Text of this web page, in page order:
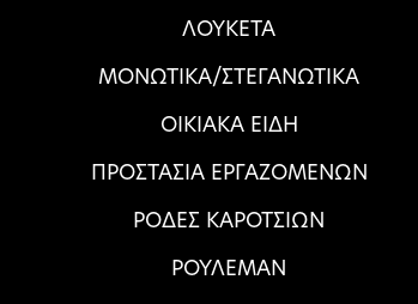
ΛΟΥΚΕΤΑ
ΜΟΝΩΤΙΚΑ/ΣΤΕΓΑΝΩΤΙΚΑ
ΟΙΚΙΑΚΑ ΕΙΔΗ
ΠΡΟΣΤΑΣΙΑ ΕΡΓΑΖΟΜΕΝΩΝ
ΡΟΔΕΣ ΚΑΡΟΤΣΙΩΝ
ΡΟΥΛΕΜΑΝ